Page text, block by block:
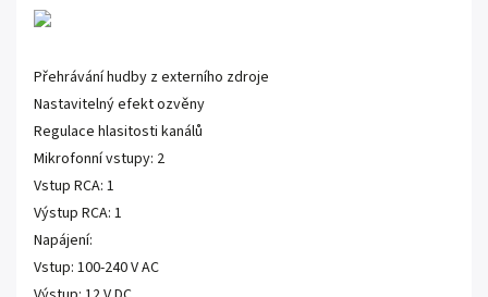
Přehrávání hudby z externího zdroje
Nastavitelný efekt ozvěny
Regulace hlasitosti kanálů
Mikrofonní vstupy: 2
Vstup RCA: 1
Výstup RCA: 1
Napájení:
Vstup: 100-240 V AC